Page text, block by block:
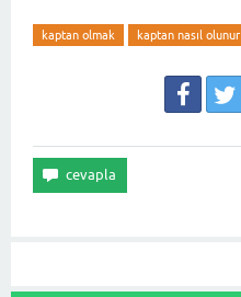
kaptan olmak kaptan nasıl olunur